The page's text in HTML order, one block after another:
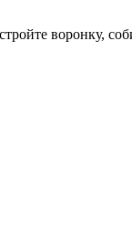
воронку,